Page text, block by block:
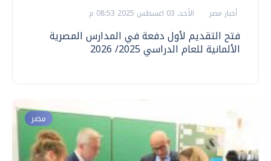
أخبار مصر الأحد، 03 اغسطس 2025 08:53 م
فتح التقديم لأول دفعة في المدارس المصرية
الألمانية للعام الدراسي 2025/ 2026
مصر